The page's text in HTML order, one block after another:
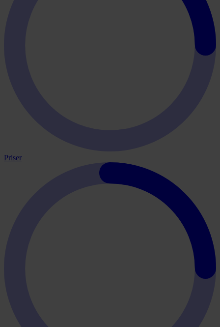
Priser